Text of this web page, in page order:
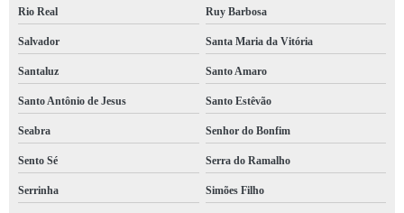
Rio Real Ruy Barbosa
Salvador Santa Maria da Vitória
Santaluz Santo Amaro
Santo Antônio de Jesus Santo Estêvão
Seabra Senhor do Bonfim
Sento Sé Serra do Ramalho
Serrinha Simões Filho